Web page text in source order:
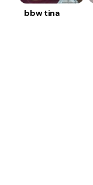
bbw tina